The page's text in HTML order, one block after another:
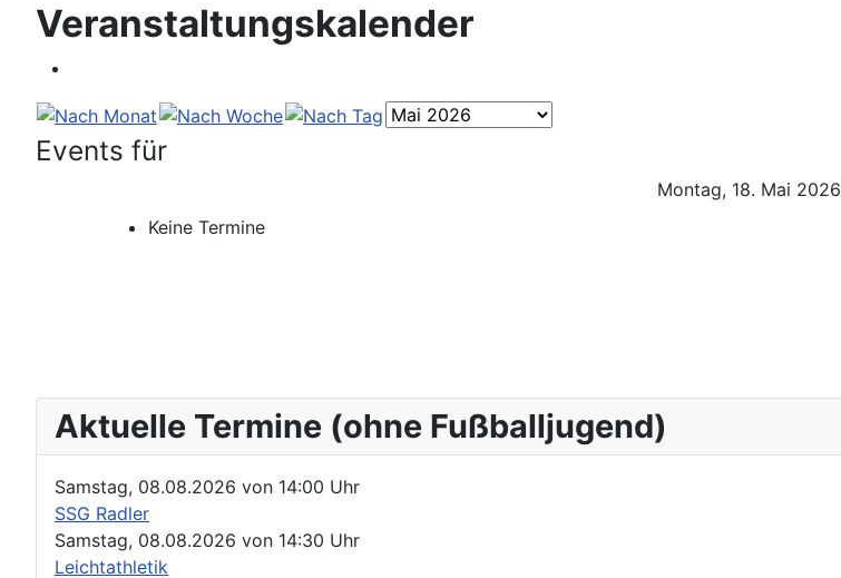
Veranstaltungskalender
Events für
Montag, 18. Mai 2026
Keine Termine
Aktuelle Termine (ohne Fußballjugend)
Samstag, 08.08.2026 von 14:00 Uhr
SSG Radler
Samstag, 08.08.2026 von 14:30 Uhr
Leichtathletik